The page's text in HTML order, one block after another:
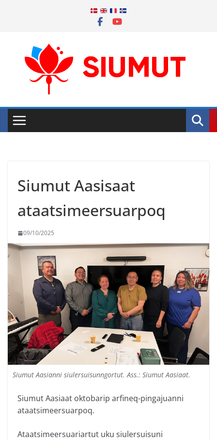
Siumut Aasisaat
ataatsimeersuarpoq
09/10/2025
Siumut Aasianni siulersuisunngortut. Ass.: Siumut Aasiaat.
Siumut Aasiaat oktobarip arfineq-pingajuanni
ataatsimeersuarpoq.
Ataatsimeersuariartut uku siulersuisuni